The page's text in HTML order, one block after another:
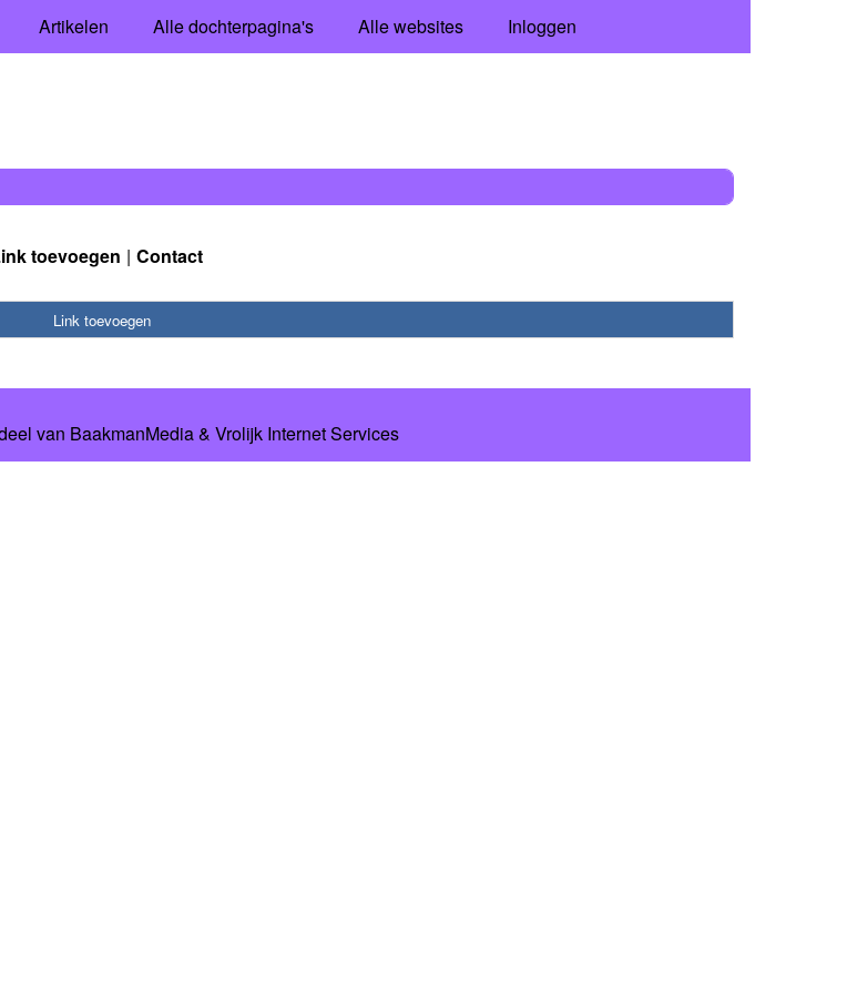
Artikelen Alle dochterpagina's Alle websites Inloggen
toevoegen Contact
Link toevoegen
van BaakmanMedia& Vrolijk Internet Services